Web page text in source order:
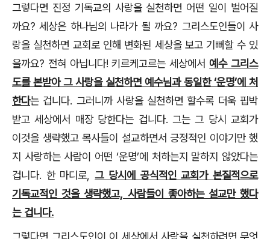
그렇다면 진정 기독교의 사랑을 실천하면 어떤 일이 벌어질
까요? 세상은 하나님의 나라가 될 까요? 그리스도인들이 사
랑을 실천하면 교회로 인해 변화된 세상을 보고 기뻐할 수 있
을까요? 전혀 아닙니다! 키르케고르는 세상에서 예수 그리스
도를 본받아 그 사랑을 실천하면 예수님과 동일한 ‘운명’에 처
한다는 겁니다. 그러니까 사랑을 실천하면 할수록 더욱 핍박
받고 세상에서 매장 당한다는 겁니다. 그는 그 당시 교회가
이것을 생략했고 목사들이 설교하면서 긍정적인 이야기만 했
지 사랑하는 사람이 어떤 ‘운명’에 처하는지 말하지 않았다는
겁니다. 한 마디로,
그 당시에 공식적인 교회가 본질적으로
기독교적인 것을 생략했고, 사람들이 좋아하는 설교만 했다
는 겁니다.
그렇다면 그리스도인이 이 세상에서 사랑을 실천하려면 무엇